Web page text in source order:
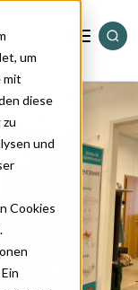
um
mit
diese
und
Cookies